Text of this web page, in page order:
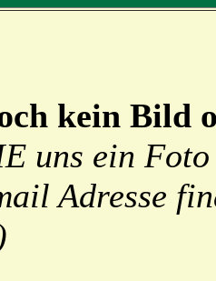
kein Bild
uns ein
Adresse